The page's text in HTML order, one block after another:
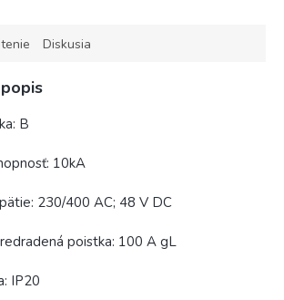
Diskusia
B
10kA
230/400 AC; 48 V DC
poistka: 100 A gL
IP20